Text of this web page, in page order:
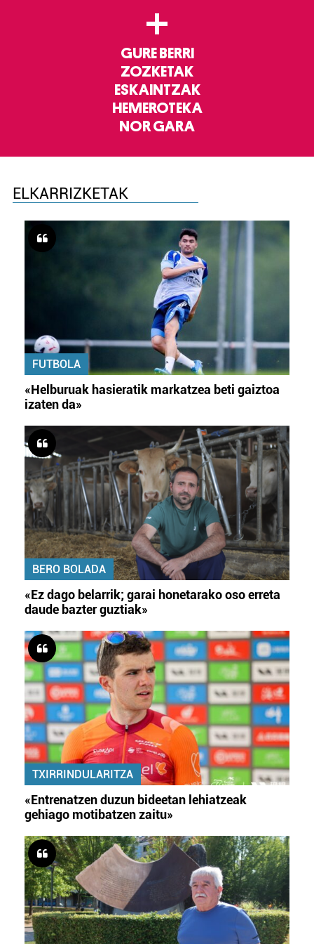
+
GURE BERRI
ZOZKETAK
ESKAINTZAK
HEMEROTEKA
NOR GARA
ELKARRIZKETAK
FUTBOLA
«Helburuak hasieratik markatzea beti gaiztoa
izaten da»
BERO BOLADA
«Ez dago belarrik; garai honetarako oso erreta
daude bazter guztiak»
TXIRRINDULARITZA
«Entrenatzen duzun bideetan lehiatzeak
gehiago motibatzen zaitu»